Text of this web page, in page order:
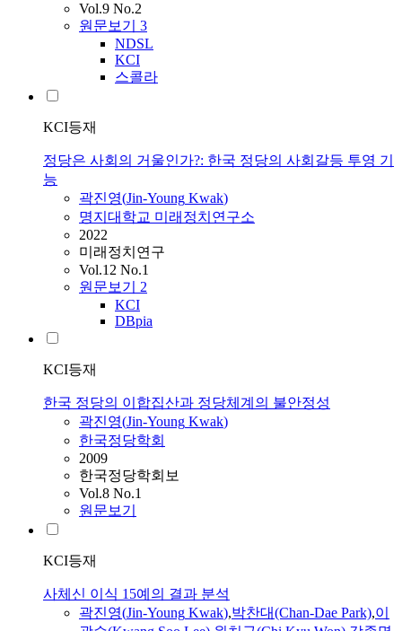
Vol.9 No.2
원문보기 3
NDSL
KCI
스콜라
KCI등재
정당은 사회의 거울인가?: 한국 정당의 사회갈등 투영 기
능
곽진영(Jin-Young Kwak)
명지대학교 미래정치연구소
2022
미래정치연구
Vol.12 No.1
원문보기 2
KCI
DBpia
KCI등재
한국 정당의 이합집산과 정당체계의 불안정성
곽진영(Jin-Young Kwak)
한국정당학회
2009
한국정당학회보
Vol.8 No.1
원문보기
KCI등재
사체신 이식 15예의 결과 분석
곽진영(Jin-Young Kwak),박찬대(Chan-Dae Park),이